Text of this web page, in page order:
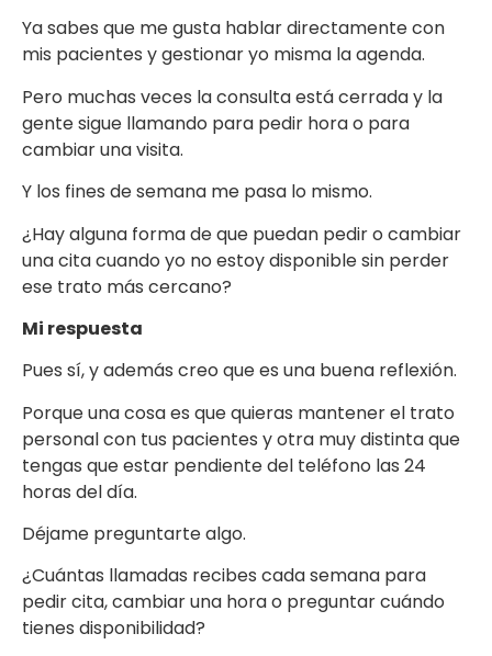
Ya sabes que me gusta hablar directamente con
mis pacientes y gestionar yo misma la agenda.
Pero muchas veces la consulta está cerrada y la
gente sigue llamando para pedir hora o para
cambiar una visita.
Y los fines de semana me pasa lo mismo.
¿Hay alguna forma de que puedan pedir o cambiar
una cita cuando yo no estoy disponible sin perder
ese trato más cercano?
Mi respuesta
Pues sí, y además creo que es una buena reflexión.
Porque una cosa es que quieras mantener el trato
personal con tus pacientes y otra muy distinta que
tengas que estar pendiente del teléfono las 24
horas del día.
Déjame preguntarte algo.
¿Cuántas llamadas recibes cada semana para
pedir cita, cambiar una hora o preguntar cuándo
tienes disponibilidad?